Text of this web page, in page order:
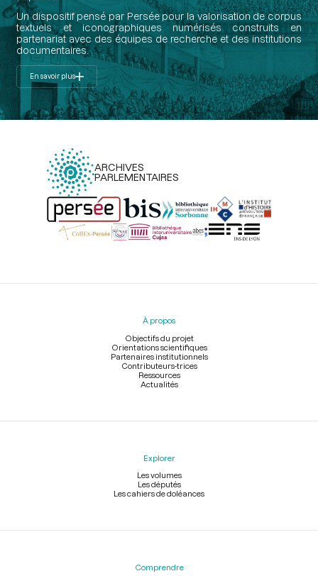
Un dispositif pensé par Persée pour la valorisation de corpus
textuels et iconographiques numérisés construits en
partenariat avec des équipes de recherche et des institutions
documentaires.
En savoir plus
ARCHIVES
PARLEMENTAIRES
Menu
À propos
Objectifs du projet
Orientations scientifiques
Partenaires institutionnels
Contributeurs-trices
Ressources
Actualités
Explorer
Les volumes
Les députés
Les cahiers de doléances
Comprendre